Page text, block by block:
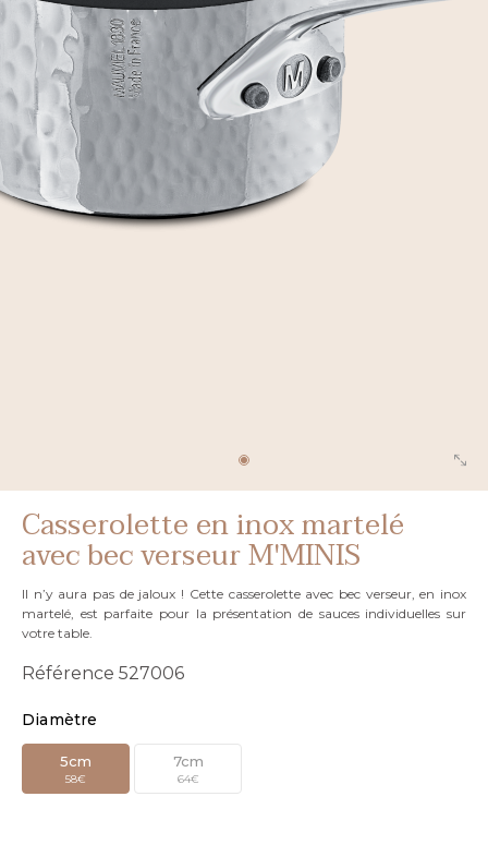
Casserolette en inox martelé
avec bec verseur M'MINIS
Il n’y aura pas de jaloux ! Cette casserolette avec bec verseur, en inox
martelé, est parfaite pour la présentation de sauces individuelles sur
votre table.
Référence 527006
Diamètre
5cm
58€
7cm
64€